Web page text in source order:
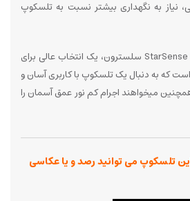
نیاز به نگهداری بیشتر نسبت به تلسکوپ
تلسکوپ بازتابی StarSense DX130AZ سلسترون، یک انتخاب عالی برای
که به دنبال یک تلسکوپ با کاربری آسان و
میخواهند اجرام کم نور عمق آسمان را
تلسکوپ می توانید رصد و یا عکاسی